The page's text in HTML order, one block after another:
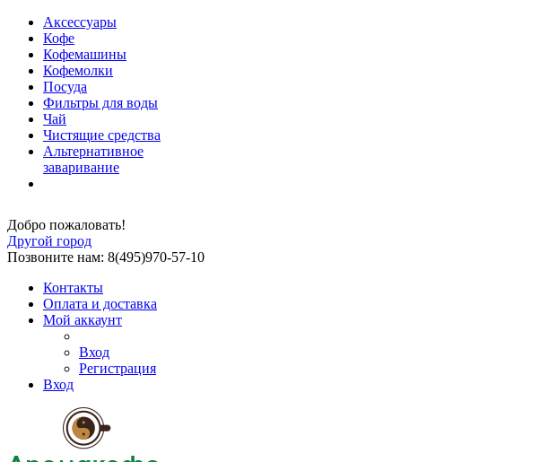
Аксессуары
Кофе
Кофемашины
Кофемолки
Посуда
Фильтры для воды
Чай
Чистящие средства
Альтернативное
заваривание
Добро пожаловать!
Другой город
Позвоните нам: 8(495)970-57-10
Контакты
Оплата и доставка
Мой аккаунт
Вход
Регистрация
Вход